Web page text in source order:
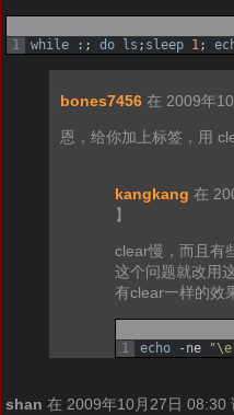
1
while : ; do ls ; sleep 1;
bones7456 在 2009年
恩，给你加上标签，用
kangkang 在
】
clear慢，而且有
这个问题就改用
有clear一样的效
1
echo - ne
shan 在 2009年10月27日 08:30